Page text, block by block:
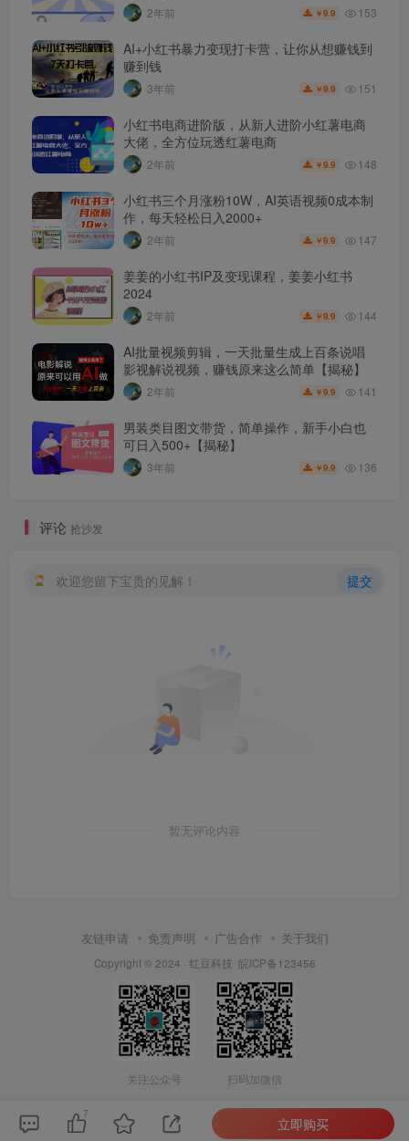
2年前 ￥9.9 153
AI+小红书暴力变现打卡营，让你从想赚钱到
赚到钱
3年前 ￥9.9 151
小红书电商进阶版，从新人进阶小红薯电商
大佬，全方位玩透红薯电商
2年前 ￥9.9 148
小红书三个月涨粉10W，AI英语视频0成本制
作，每天轻松日入2000+
2年前 ￥9.9 147
姜姜的小红书IP及变现课程，姜姜小红书
2024
2年前 ￥9.9 144
AI批量视频剪辑，一天批量生成上百条说唱
影视解说视频，赚钱原来这么简单【揭秘】
2年前 ￥9.9 141
男装类目图文带货，简单操作，新手小白也
可日入500+【揭秘】
3年前 ￥9.9 136
评论 抢沙发
欢迎您留下宝贵的见解！ 提交
暂无评论内容
友链申请 免责声明 广告合作 关于我们
Copyright © 2024 · 红豆科技 皖ICP备123456
关注公众号 扫码加微信
7
立即购买